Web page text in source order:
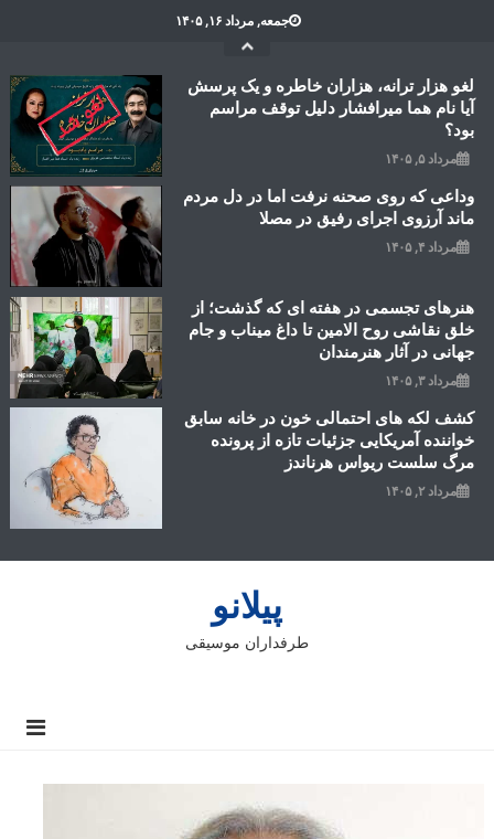
جمعه, مرداد ۱۶, ۱۴۰۵
لغو هزار ترانه، هزاران خاطره و یک پرسش
آیا نام هما میرافشار دلیل توقف مراسم
بود؟
مرداد ۵, ۱۴۰۵
وداعی که روی صحنه نرفت اما در دل مردم
ماند آرزوی اجرای رفیق در مصلا
مرداد ۴, ۱۴۰۵
هنرهای تجسمی در هفته ای که گذشت؛ از
خلق نقاشی روح الامین تا داغ میناب و جام
جهانی در آثار هنرمندان
مرداد ۳, ۱۴۰۵
کشف لکه های احتمالی خون در خانه سابق
خواننده آمریکایی جزئیات تازه از پرونده
مرگ سلست ریواس هرناندز
مرداد ۲, ۱۴۰۵
پیلانو
طرفداران موسیقی